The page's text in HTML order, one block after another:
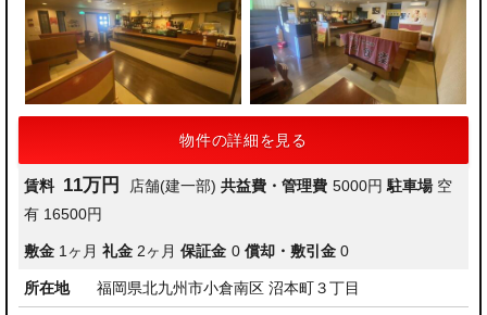
物件の詳細を見る
賃料 11万円 店舗(建一部) 共益費・管理費 5000円 駐車場 空
有 16500円
敷金 1ヶ月 礼金 2ヶ月 保証金 0 償却・敷引金 0
所在地 福岡県北九州市小倉南区 沼本町３丁目